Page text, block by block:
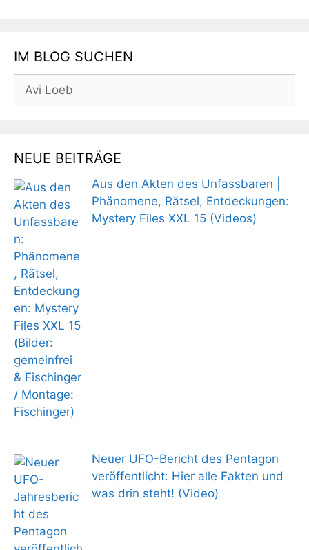
IM BLOG SUCHEN
nach:
NEUE BEITRÄGE
Aus den Akten des Unfassbaren |
Phänomene, Rätsel, Entdeckungen:
Mystery Files XXL 15 (Videos)
Neuer UFO-Bericht des Pentagon
veröffentlicht: Hier alle Fakten und
was drin steht! (Video)